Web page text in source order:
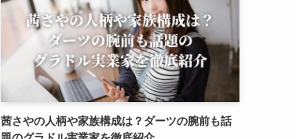
茜さやの人柄や家族構成は？ダーツの腕前も話